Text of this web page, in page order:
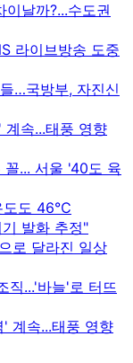
날까?...수도권
라이브방송 도중
…국방부, 자진신
속...태풍 영향
... 서울 '40도 육
도도 46℃
발화 추정"
로 달라진 일상
직...'바늘'로 터뜨
계속...태풍 영향